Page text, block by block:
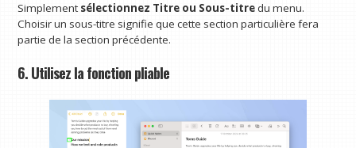
Simplement sélectionnez Titre ou Sous-titredu menu.
Choisir un sous-titre signifie que cette section particulière fera
partie de la section précédente.
6. Utilisez la fonction pliable